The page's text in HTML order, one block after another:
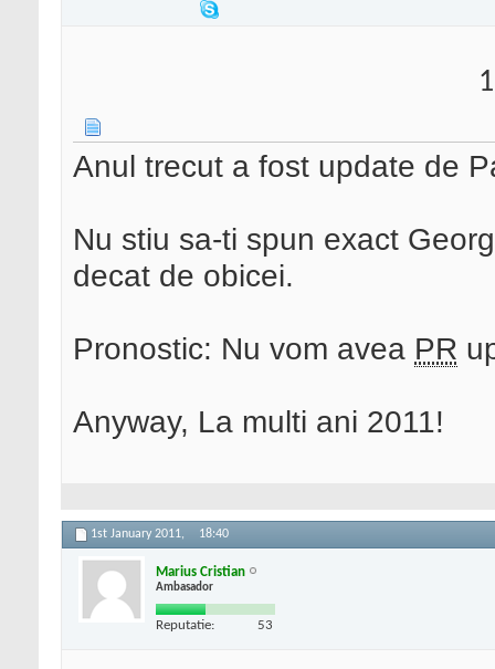
Anul trecut a fost update de
Nu stiu sa-ti spun exact
decat de obicei.
Pronostic: Nu vom avea PR
Anyway, La multi ani 2011!
1st January 2011, 18:40
Marius Cristian
Ambasador
Reputatie: 53